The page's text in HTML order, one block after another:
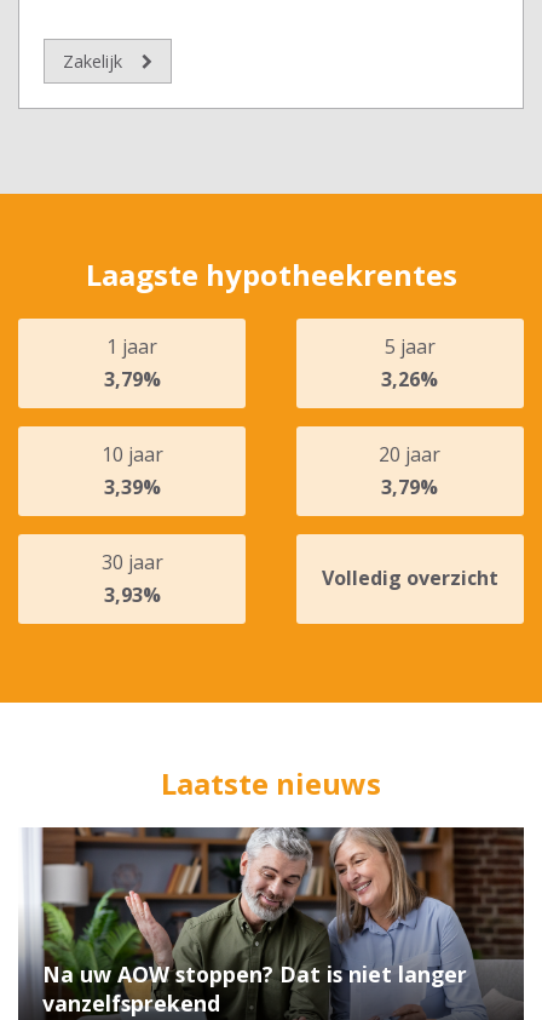
Zakelijk
Laagste hypotheekrentes
1 jaar
3,79%
5 jaar
3,26%
10 jaar
3,39%
20 jaar
3,79%
30 jaar
3,93%
Volledig overzicht
Laatste nieuws
Na uw AOW stoppen? Dat is niet langer
vanzelfsprekend